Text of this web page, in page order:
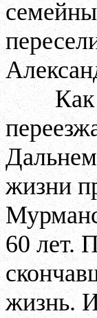
жизни
60 лет.
жизнь.